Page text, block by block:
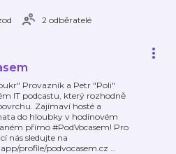
2 odběratelé
Provazník a Petr "Poli"
IT podcastu, který rozhodně
Zajímaví hosté a
do hloubky v hodinovém
přímo #PodVocasem! Pro
nás sledujte na
profile/podvocasem.cz …